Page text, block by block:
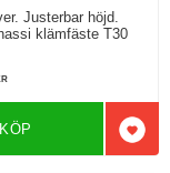
Justerbar höjd.
klämfäste T30
KÖP